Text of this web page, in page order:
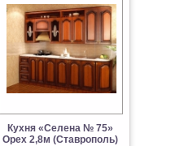
Кухня «Селена № 75»
Орех 2,8м (Ставрополь)